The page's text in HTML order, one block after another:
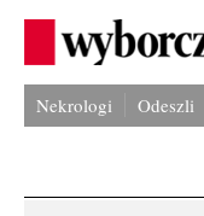
Nekrologi Odeszli